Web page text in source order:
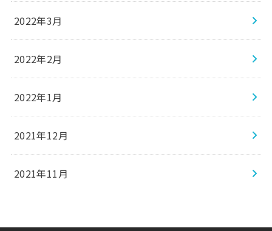
2022年3月
2022年2月
2022年1月
2021年12月
2021年11月